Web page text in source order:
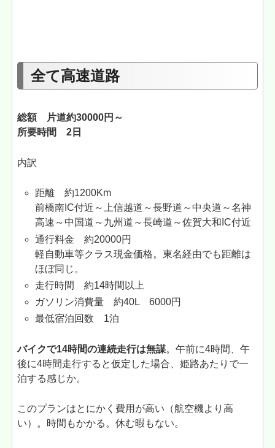
全て高速道路
総額 片道約30000円～
所要時間 2日
内訳
距離 約1200Km
前橋南IC付近～上信越道～長野道～中央道～名神
高速～中国道～九州道～長崎道～佐賀大和IC付近
通行料金 約20000円
軽自動車等クラス現金価格。東名経由でも距離は
ほぼ同じ。
走行時間 約14時間以上
ガソリン消費量 約40L 6000円
最低宿泊回数 1泊
バイクで14時間の連続走行は無謀。午前に4時間、午
後に4時間走行すると仮定した場合、姫路あたりで一
泊する感じか。
このプランはとにかく費用が高い（航空機より高
い）。時間もかかる。休む暇もない。